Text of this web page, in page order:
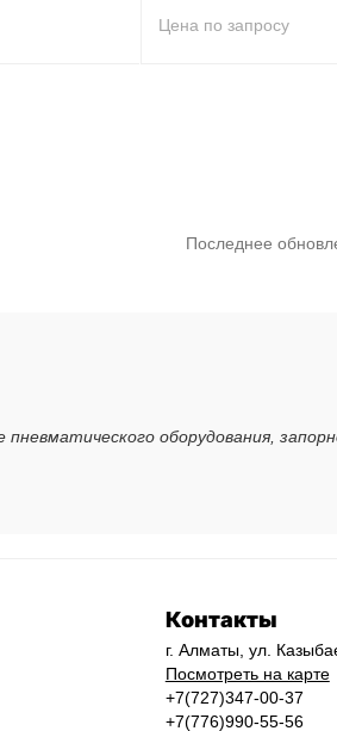
Цена по запросу
Последнее
оборудования,
Контакты
г. Алматы, ул.
Посмотреть на карте
+7(727)347-00-37
+7(776)990-55-56